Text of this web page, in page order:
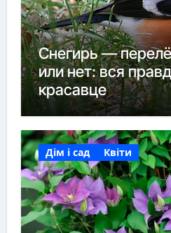
Снегирь —
или нет: вся
красавце
Дім і сад Квіти